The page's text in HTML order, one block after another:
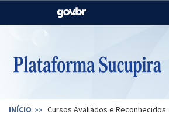
Casa Civil
Pecuária e Abastecimento
INÍCIO Cursos Avaliados e Reconhecidos